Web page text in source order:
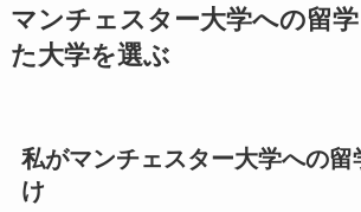
マンチェスター大学への留学
た大学を選ぶ
私がマンチェスター大学への留
け